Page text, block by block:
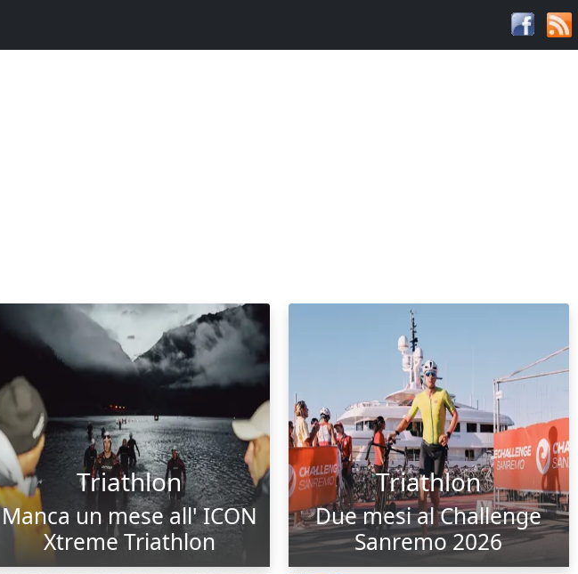
Triathlon
Manca un mese all' ICON
Xtreme Triathlon
Triathlon
Due mesi al Challenge
Sanremo 2026